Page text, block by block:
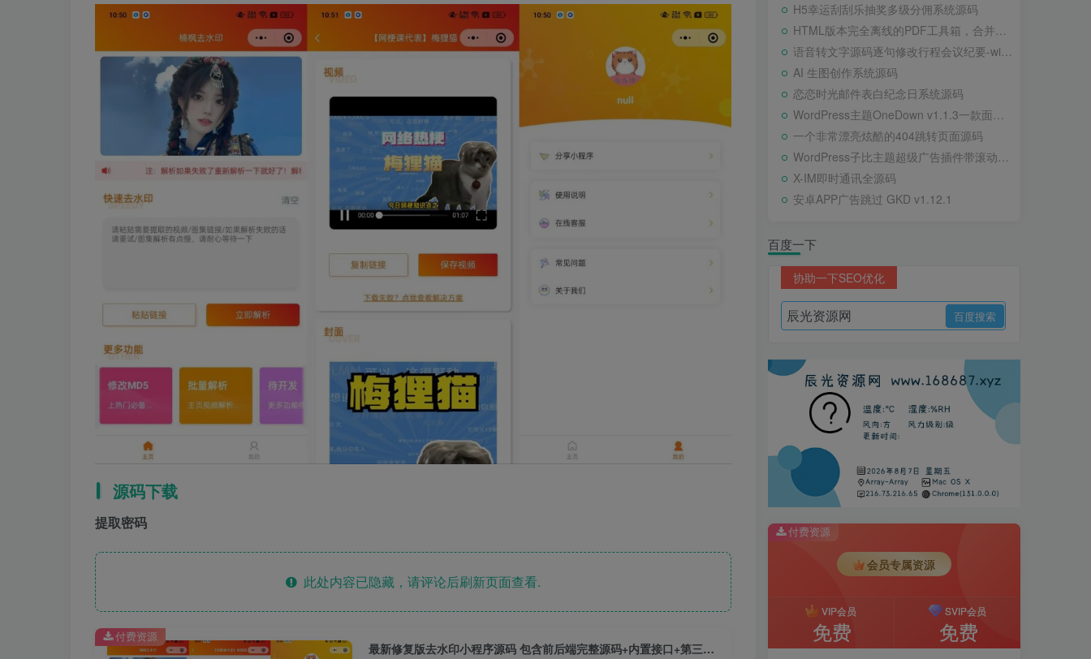
源码下载
提取密码
此处内容已隐藏，请评论后刷新页面查看.
最新修复版去水印小程序源码 包含前后端完整源码+内置接口+第三方接口
付费资源
H5幸运刮刮乐抽奖多级分佣系统源码
HTML版本完全离线的PDF工具箱，合并、拆分、旋转、删除、PDF转图片、图片转PDF
语音转文字源码逐句修改行程会议纪要-wisper版本
AI 生图创作系统源码
恋恋时光邮件表白纪念日系统源码
WordPress主题OneDown v1.1.3一款面向个人站长的资源下载、技术教程、内容资讯类站点的 WordPress 主题
一个非常漂亮炫酷的404跳转页面源码
WordPress子比主题超级广告插件带滚动公告
X-IM即时通讯全源码
安卓APP广告跳过 GKD v1.12.1
百度一下
协助一下SEO优化
付费资源
会员专属资源
VIP会员
免费
SVIP会员
免费